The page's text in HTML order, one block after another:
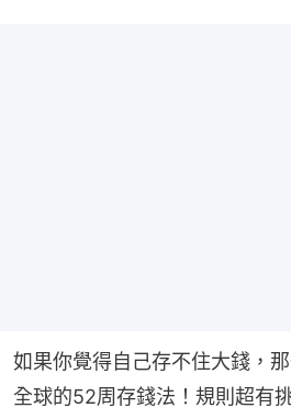
如果你覺得自己存不住大錢，
全球的52周存錢法！規則超有